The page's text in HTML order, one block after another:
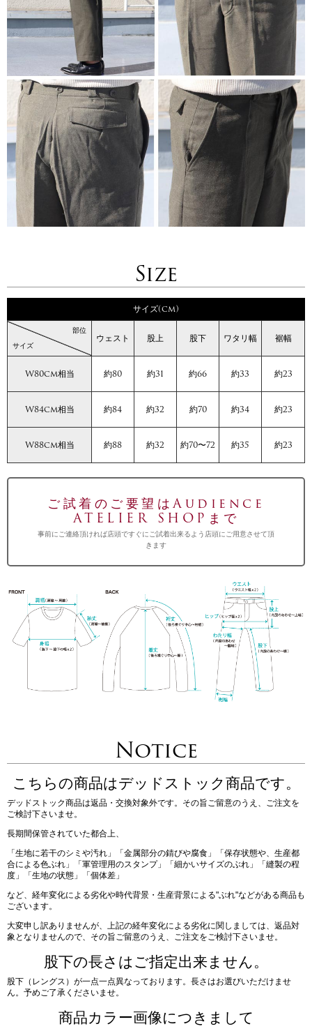
Size
サイズ(cm)
サイズ
部位
ウェスト 股上 股下 ワタリ幅 裾幅
W80cm相当 約80 約31 約66 約33 約23
W84cm相当 約84 約32 約70 約34 約23
W88cm相当 約88 約32 約70〜72 約35 約23
ご試着のご要望はAudience
ATELIER SHOPまで
事前にご連絡頂ければ店頭ですぐにご試着出来るよう店頭にご用意させて頂
きます
Notice
こちらの商品はデッドストック商品です。
デッドストック商品は返品・交換対象外です。その旨ご留意のうえ、ご注文を
ご検討下さいませ。
長期間保管されていた都合上、
「生地に若干のシミや汚れ」「金属部分の錆びや腐食」「保存状態や、生産都
合による色ぶれ」「軍管理用のスタンプ」「細かいサイズのぶれ」「縫製の程
度」「生地の状態」「個体差」
など、経年変化による劣化や時代背景・生産背景による"ぶれ"などがある商品も
ございます。
大変申し訳ありませんが、上記の経年変化による劣化に関しましては、返品対
象となりませんので、その旨ご留意のうえ、ご注文をご検討下さいませ。
股下の長さはご指定出来ません。
股下（レングス）が一点一点異なっております。長さはお選びいただけませ
ん。予めご了承くださいませ。
商品カラー画像につきまして